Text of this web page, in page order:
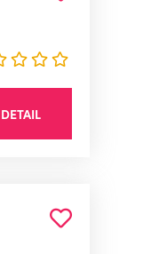
DETAIL